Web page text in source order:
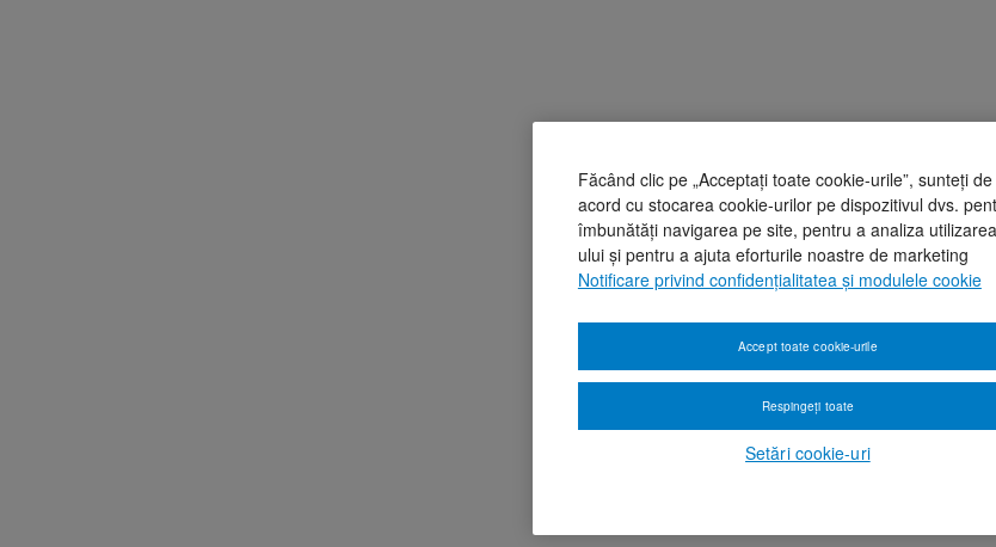
Făcând clic pe „Acceptați toate cookie-urile”, sunteți de
acord cu stocarea cookie-urilor pe dispozitivul dvs.
îmbunătăți navigarea pe site, pentru a analiza
ului și pentru a ajuta eforturile noastre de marketing
Notificare privind confidențialitatea și modulele cookie
Setări cookie-uri
Respingeți toate
Accept toate cookie-urile